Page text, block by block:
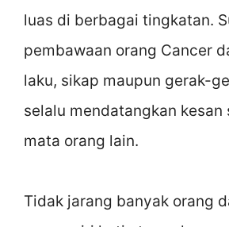
luas di berbagai tingkatan.
pembawaan orang Cancer
laku, sikap maupun gerak-
selalu mendatangkan kesan
mata orang lain.
Tidak jarang banyak orang